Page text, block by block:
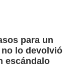
para un
no lo devolvió
escándalo